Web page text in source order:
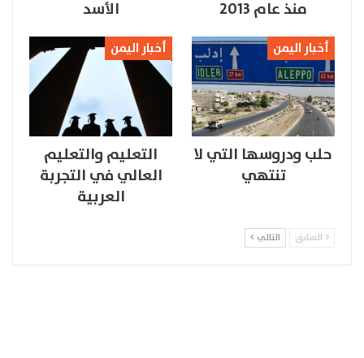
منذ عام 2013
الأسد
أخبار اليمن
حلب ودروسها التي لا
تنتهي
أخبار اليمن
التعليم والتعليم
العالي في التجربة
العربية
السابق التالي